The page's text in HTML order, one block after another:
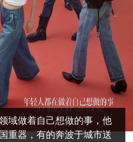
域做着自己想做的事，他
重器，有的奔波于城市送